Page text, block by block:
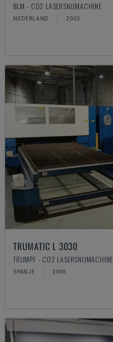
BLM - CO2 LASERSNIJMACHINE
NEDERLAND 2003
TRUMATIC L 3030
TRUMPF - CO2 LASERSNIJMACHINE
SPANJE 2006